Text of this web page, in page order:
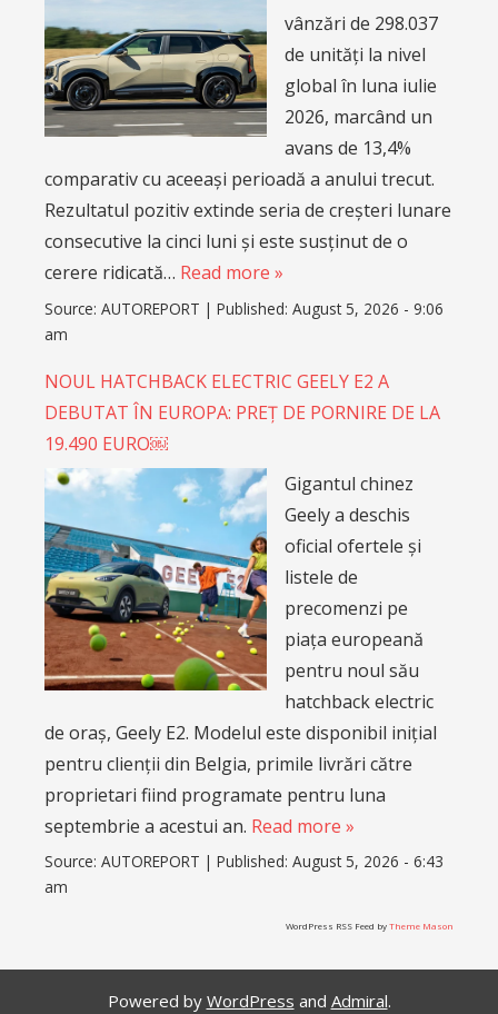
vânzări de 298.037
de unități la nivel
global în luna iulie
2026, marcând un
avans de 13,4%
comparativ cu aceeași perioadă a anului trecut.
Rezultatul pozitiv extinde seria de creșteri lunare
consecutive la cinci luni și este susținut de o
cerere ridicată… Read more »
Source: AUTOREPORT | Published: August 5, 2026 - 9:06
am
NOUL HATCHBACK ELECTRIC GEELY E2 A
DEBUTAT ÎN EUROPA: PREȚ DE PORNIRE DE LA
19.490 EURO￼
Gigantul chinez
Geely a deschis
oficial ofertele și
listele de
precomenzi pe
piața europeană
pentru noul său
hatchback electric
de oraș, Geely E2. Modelul este disponibil inițial
pentru clienții din Belgia, primile livrări către
proprietari fiind programate pentru luna
septembrie a acestui an. Read more »
Source: AUTOREPORT | Published: August 5, 2026 - 6:43
am
WordPress RSS Feed byTheme Mason
Powered by WordPress and Admiral.